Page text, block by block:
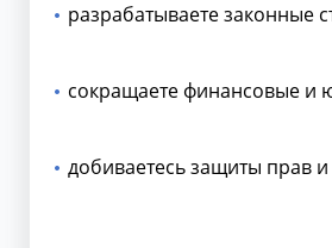
разрабатываете законные
сокращаете финансовые и
добиваетесь защиты прав